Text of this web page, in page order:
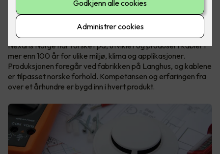
Over 100 år med norsk
kabelkompetanse
Nexans Norge har forsket på, utviklet og produsert kabler i
mer enn 100 år for ulike miljø, klima og applikasjoner.
Produksjonen foregår ved fabrikken på Langhus, og kablene
er tilpasset norske forhold. Kompetansen og erfaringen fra
over et århundre er bygd inn i hvert produkt.